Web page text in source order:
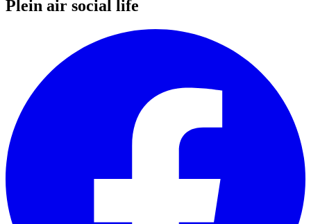
Plein air social life